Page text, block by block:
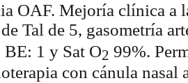
OAF. Mejoría clínica a
Tal de 5, gasometría
1 y Sat O2 99%.
con cánula